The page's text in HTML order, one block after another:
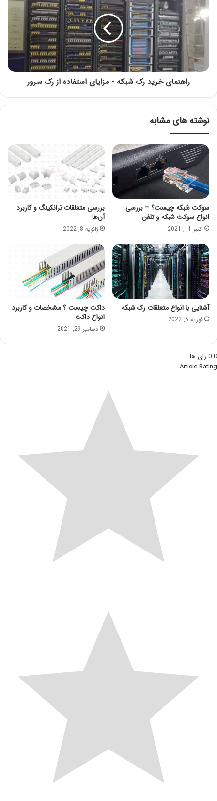
راهنمای خرید رک شبکه - مزایای استفاده از رک سرور
نوشته های مشابه
سوکت شبکه چیست؟ – بررسی
انواع سوکت شبکه و تلفن
اکتبر 11, 2021
بررسی متعلقات ترانکینگ و کاربرد
آن‌ها
ژانویه 8, 2022
آشنایی با انواع متعلقات رک شبکه
فوریه 6, 2022
داکت چیست ؟ مشخصات و کاربرد
انواع داکت
دسامبر 29, 2021
0
0 رای ها
Article Rating